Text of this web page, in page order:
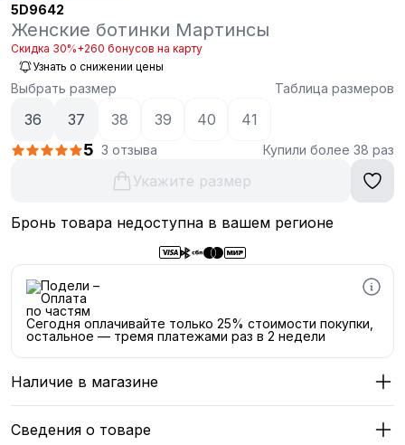
5D9642
Женские ботинки Мартинсы
Скидка 30%+260 бонусов на карту
Узнать о снижении цены
Выбрать размер Таблица размеров
36 37 38 39 40 41
5 3 отзыва Купили более 38 раз
Укажите размер
Бронь товара недоступна в вашем регионе
Сегодня оплачивайте только 25% стоимости покупки,
остальное — тремя платежами раз в 2 недели
Наличие в магазине
Сведения о товаре